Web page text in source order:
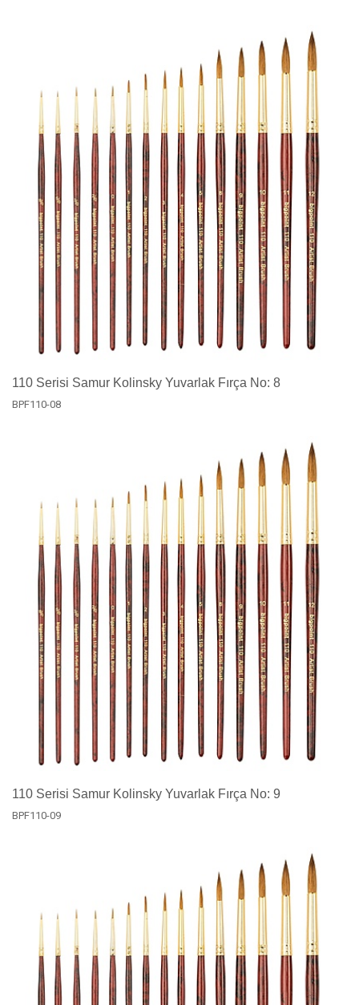
110 Serisi Samur Kolinsky Yuvarlak Fırça No: 8
BPF110-08
110 Serisi Samur Kolinsky Yuvarlak Fırça No: 9
BPF110-09